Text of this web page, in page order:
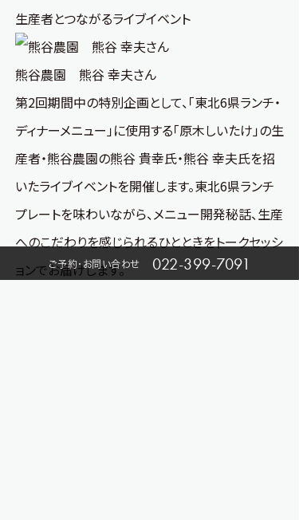
生産者とつながるライブイベント
熊谷農園 熊谷 幸夫さん
第2回期間中の特別企画として、「東北6県ランチ・
ディナーメニュー」に使用する「原木しいたけ」の生
産者・熊谷農園の熊谷 貴幸氏・熊谷 幸夫氏を招
いたライブイベントを開催します。東北6県ランチ
プレートを味わいながら、メニュー開発秘話、生産
へのこだわりを感じられるひとときをトークセッシ
ョンでお届けします。
ご予約・お問い合わせ 022-399-7091